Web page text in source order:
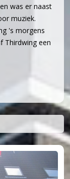
was er naast
muziek.
's morgens
Thirdwing een